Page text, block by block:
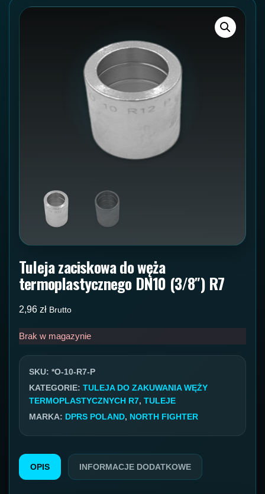
Tuleja zaciskowa do węża
termoplastycznego DN10 (3/8″) R7
2,96 zł Brutto
Brak w magazynie
SKU: *O-10-R7-P
KATEGORIE: TULEJA DO ZAKUWANIA WĘŻY
TERMOPLASTYCZNYCH R7, TULEJE
MARKA: DPRS POLAND, NORTH FIGHTER
OPIS INFORMACJE DODATKOWE